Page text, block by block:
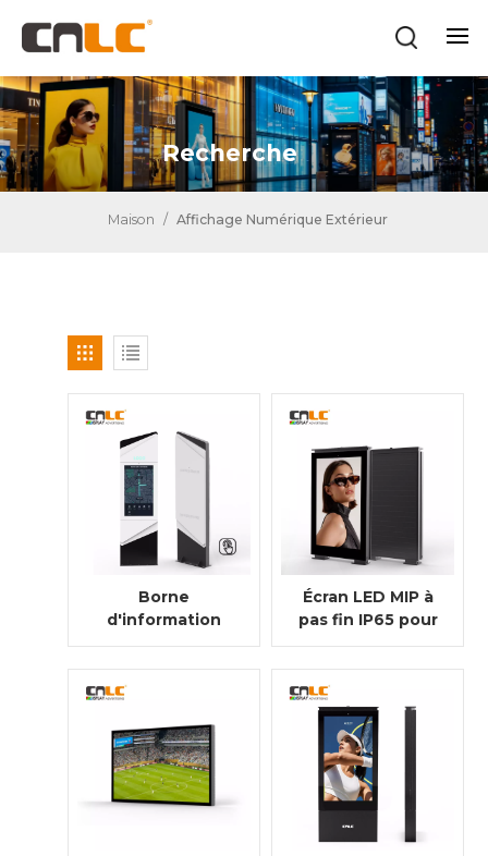
Recherche
Maison / Affichage Numérique Extérieur
Borne
d'information
interactive
extérieure avec
écran tactile
Écran LED MIP à
pas fin IP65 pour
extérieur,
destiné à
l'affichage
numérique